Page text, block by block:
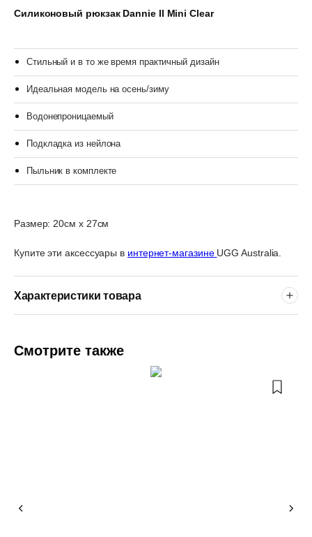
Силиконовый рюкзак Dannie II Mini Clear
Стильный и в то же время практичный дизайн
Идеальная модель на осень/зиму
Водонепроницаемый
Подкладка из нейлона
Пыльник в комплекте
Размер: 20см х 27см
Купите эти аксессуары в интернет-магазине UGG Australia.
Характеристики товара
Смотрите также